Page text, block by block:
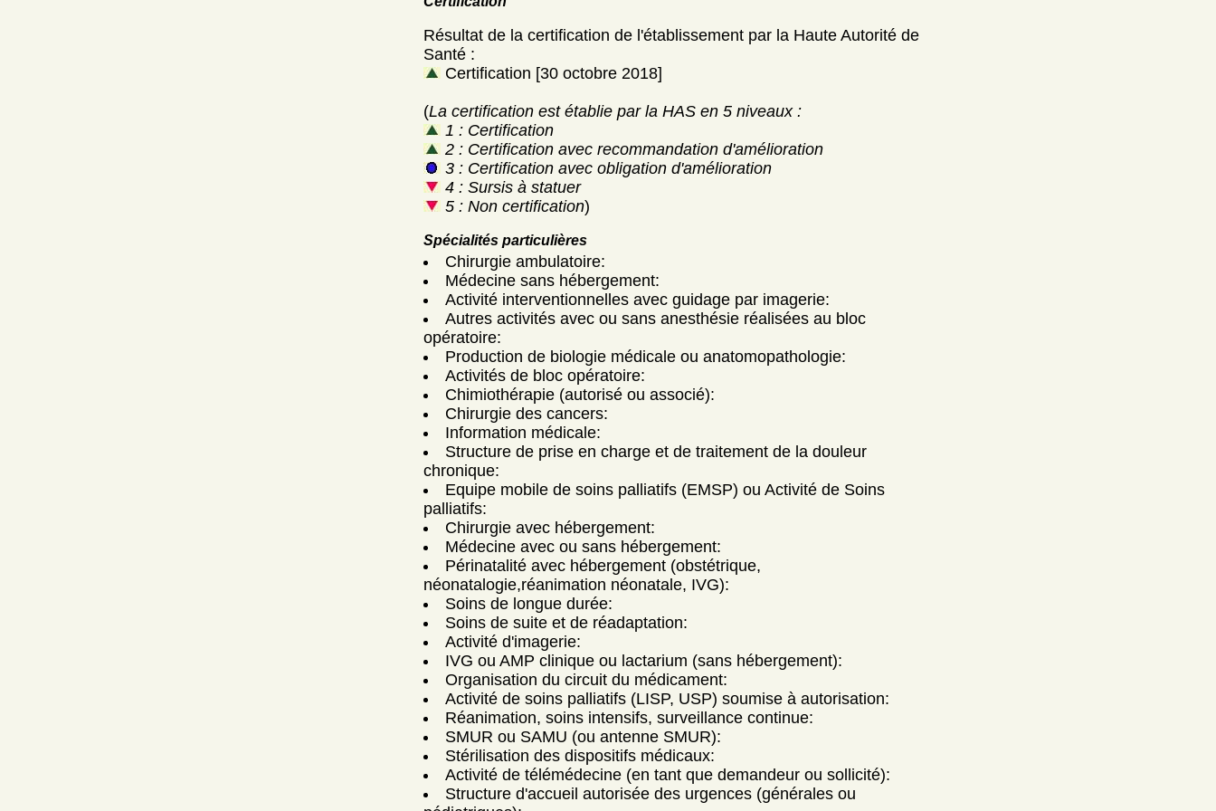
Résultat de la certification de l'établissement par la Haute Autorité de
Santé :
Certification [30 octobre 2018]
(La certification est établie par la HAS en 5 niveaux :
1 : Certification
2 : Certification avec recommandation d'amélioration
3 : Certification avec obligation d'amélioration
4 : Sursis à statuer
5 : Non certification)
Spécialités particulières
Chirurgie ambulatoire:
Médecine sans hébergement:
Activité interventionnelles avec guidage par imagerie:
Autres activités avec ou sans anesthésie réalisées au bloc
opératoire:
Production de biologie médicale ou anatomopathologie:
Activités de bloc opératoire:
Chimiothérapie (autorisé ou associé):
Chirurgie des cancers:
Information médicale:
Structure de prise en charge et de traitement de la douleur
chronique:
Equipe mobile de soins palliatifs (EMSP) ou Activité de Soins
palliatifs:
Chirurgie avec hébergement:
Médecine avec ou sans hébergement:
Périnatalité avec hébergement (obstétrique,
néonatalogie,réanimation néonatale, IVG):
Soins de longue durée:
Soins de suite et de réadaptation:
Activité d'imagerie:
IVG ou AMP clinique ou lactarium (sans hébergement):
Organisation du circuit du médicament:
Activité de soins palliatifs (LISP, USP) soumise à autorisation:
Réanimation, soins intensifs, surveillance continue:
SMUR ou SAMU (ou antenne SMUR):
Stérilisation des dispositifs médicaux:
Activité de télémédecine (en tant que demandeur ou sollicité):
Structure d'accueil autorisée des urgences (générales ou